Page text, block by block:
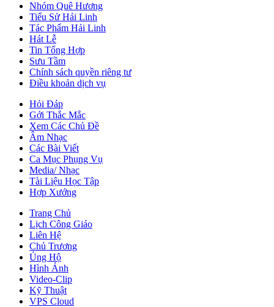
Nhóm Quê Hương
Tiểu Sử Hải Linh
Tác Phẩm Hải Linh
Hát Lễ
Tin Tổng Hợp
Sưu Tầm
Chính sách quyền riêng tư
Điều khoản dịch vụ
Hỏi Đáp
Gởi Thắc Mắc
Xem Các Chủ Đề
Âm Nhạc
Các Bài Viết
Ca Mục Phụng Vụ
Media/ Nhạc
Tài Liệu Học Tập
Hợp Xướng
Trang Chủ
Lịch Công Giáo
Liên Hệ
Chủ Trương
Ủng Hộ
Hình Ảnh
Video-Clip
Kỹ Thuật
VPS Cloud